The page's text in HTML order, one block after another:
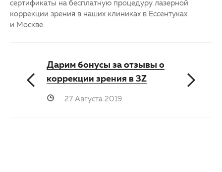
сертификаты на бесплатную процедуру лазерной
коррекции зрения в наших клиниках в Ессентуках
и Москве.
Дарим бонусы за отзывы о
коррекции зрения в 3Z
27 Августа 2019